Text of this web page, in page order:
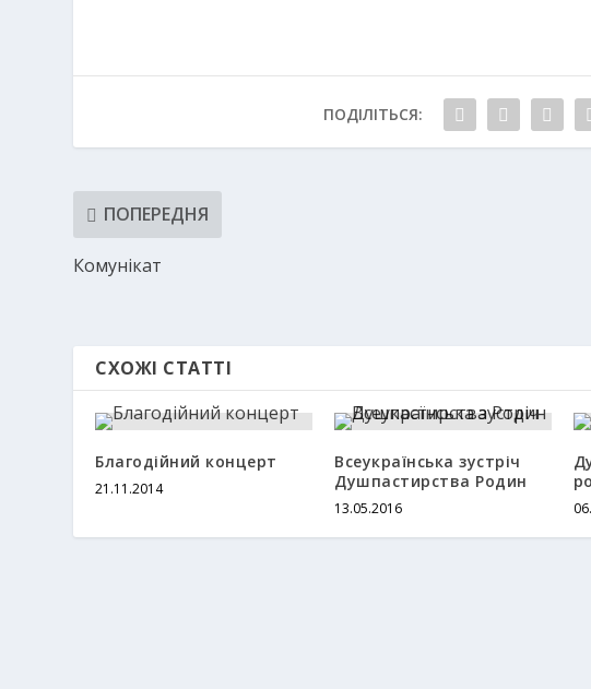
ПОДІЛІТЬСЯ:
ПОПЕРЕДНЯ
Комунікат
СХОЖІ СТАТТІ
Благодійний концерт
21.11.2014
Всеукраїнська зустріч
Душпастирства Родин
13.05.2016